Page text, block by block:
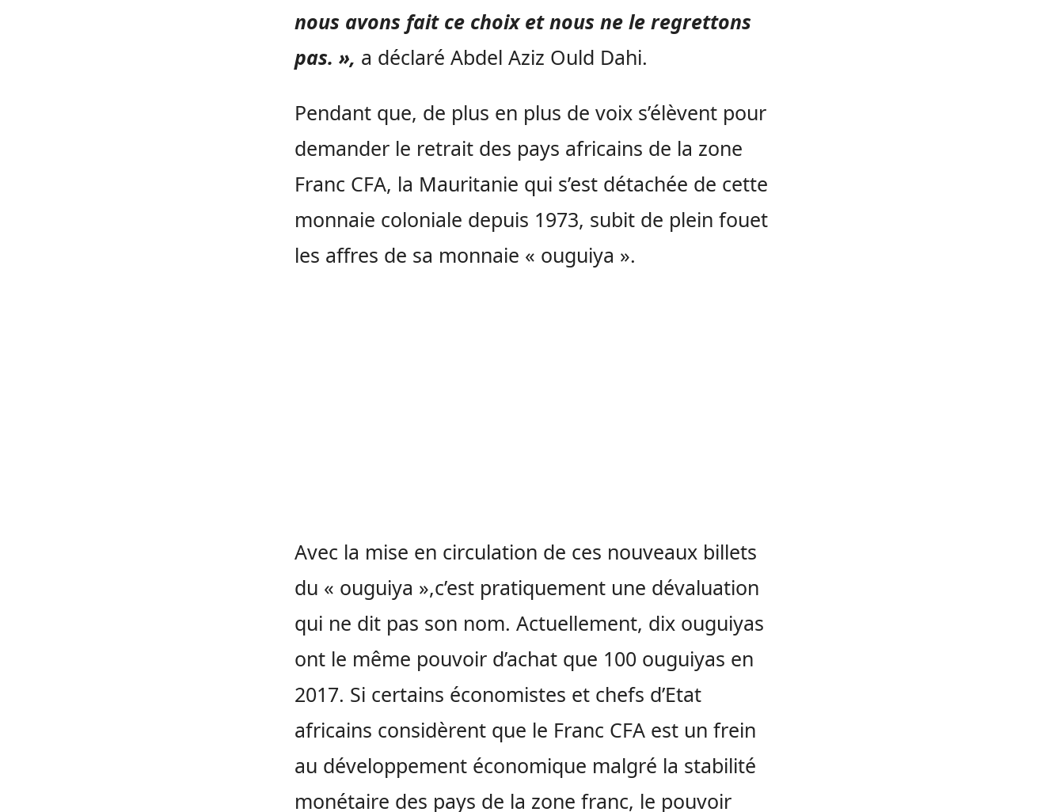
nous avons fait ce choix et nous ne le regrettons
pas. », a déclaré Abdel Aziz Ould Dahi.
Pendant que, de plus en plus de voix s’élèvent pour
demander le retrait des pays africains de la zone
Franc CFA, la Mauritanie qui s’est détachée de cette
monnaie coloniale depuis 1973, subit de plein fouet
les affres de sa monnaie « ouguiya ».
Avec la mise en circulation de ces nouveaux billets
du « ouguiya »,c’est pratiquement une dévaluation
qui ne dit pas son nom. Actuellement, dix ouguiyas
ont le même pouvoir d’achat que 100 ouguiyas en
2017. Si certains économistes et chefs d’Etat
africains considèrent que le Franc CFA est un frein
au développement économique malgré la stabilité
monétaire des pays de la zone franc, le pouvoir